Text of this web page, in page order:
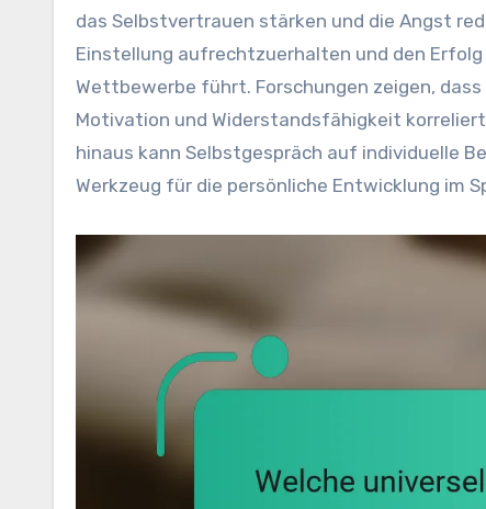
das Selbstvertrauen stärken und die Angst
Einstellung aufrechtzuerhalten und den
Wettbewerbe führt. Forschungen zeigen,
Motivation und Widerstandsfähigkeit
hinaus kann Selbstgespräch auf individuelle
Werkzeug für die persönliche Entwicklung im